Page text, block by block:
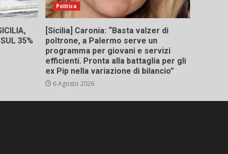
35%
Politica
[Sicilia] Caronia: “Basta valzer di
poltrone, a Palermo serve un
programma per giovani e servizi
efficienti. Pronta alla battaglia per gli
ex Pip nella variazione di bilancio”
6 Agosto 2026